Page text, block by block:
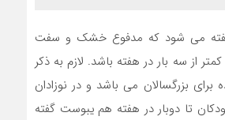
می شود که مدفوع خشک و سفت
از سه بار در هفته باشد. لازم به ذکر
بزرگسالان می باشد و در نوزادان
کودکان تا دوبار در هفته هم یبوست گفته